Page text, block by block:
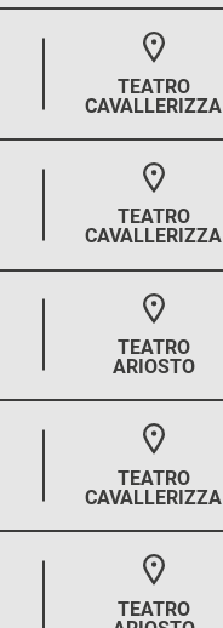
TEATRO
CAVALLERIZZA
TEATRO
CAVALLERIZZA
TEATRO
ARIOSTO
TEATRO
CAVALLERIZZA
TEATRO